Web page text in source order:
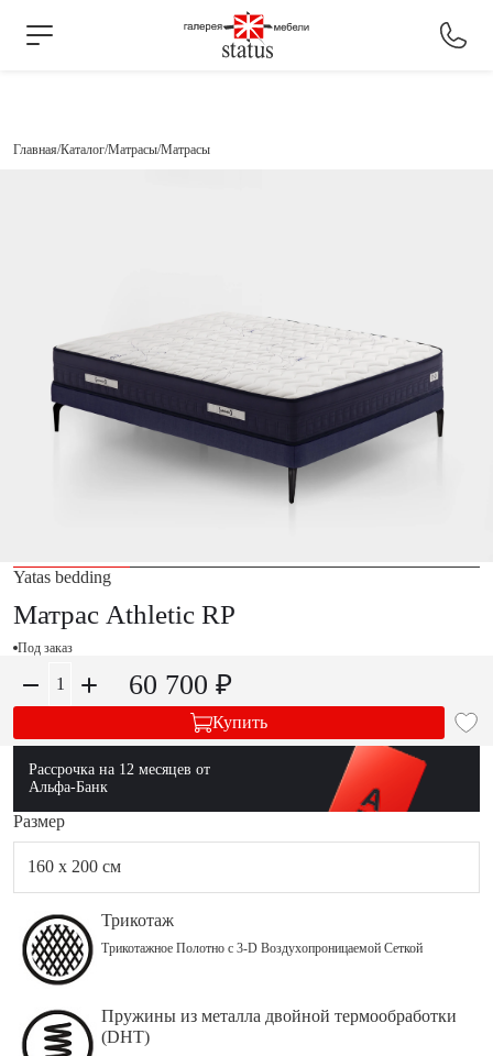
Главная Каталог Матрасы Матрасы
Yatas bedding
Матрас Athletic RP
Под заказ
60 700 ₽
Купить
Рассрочка на 12 месяцев от
Альфа-Банк
Размер
160 x 200 см
Трикотаж
Трикотажное Полотно с 3-D Воздухопроницаемой Сеткой
Пружины из металла двойной термообработки
(DHT)